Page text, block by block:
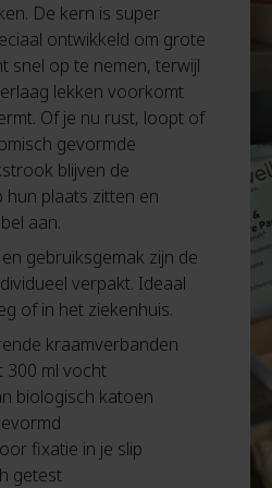
De kern is super
ontwikkeld om grote
snel op te nemen, terwijl
lekken voorkomt
Of je nu rust, loopt of
gevormde
blijven de
plaats zitten en
aan.
gebruiksgemak zijn de
verpakt. Ideaal
of in het ziekenhuis.
kraamverbanden
ml vocht
biologisch katoen
fixatie in je slip
getest